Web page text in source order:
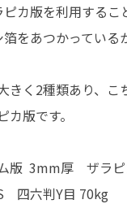
カ版を利用するこ
をあつかっている
きく2種類あり、こ
版です。
版 3mm厚 ザラ
四六判Y目 70kg